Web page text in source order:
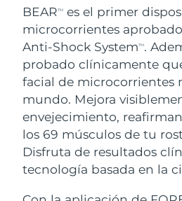
BEARTM
es el primer
microcorrientes
Anti-Shock SystemTM.
probado clínicamente
facial de microcorrientes
mundo. Mejora
envejecimiento,
los 69 músculos de tu
Disfruta de resultados
tecnología basada en la
Anti-aging
LUNA™ 4
Massage, LED
LUNA™ 4
For men, anti-
Microcurrent
BEAR™ 2 go
Microcurrent
BEAR™ 2
Microcurrent line
Hidratación
UFO™ 3 pack
Deep facial
UFO™ 3 LED
Near-infrared and
device
issa™ 4
Hybrid silicone
issa™ 4 plus
Smart hybrid
TRATAMIENTO
Antiedad
Bermudas
Bosnia y Herzegovina
Brunéi
Bulgaria
Canadá
Chile